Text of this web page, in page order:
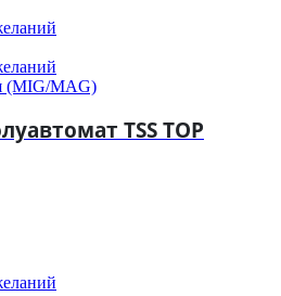
(MIG/MAG)
TSS TOP